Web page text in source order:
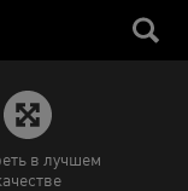
в лучшем